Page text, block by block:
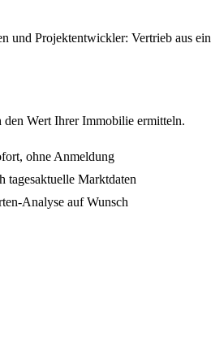
und Projektentwickler: Vertrieb aus
Wert Ihrer Immobilie ermitteln.
ohne Anmeldung
tagesaktuelle Marktdaten
Analyse auf Wunsch